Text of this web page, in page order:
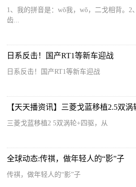
1、我的拼音是：wǒ我，wǒ，二戈相背。2
齿...
日系反击！国产RT1等新车迎战
日系反击！国产RT1等新车迎战
三菱戈蓝移植2 5双涡轮+四驱，从
全球动态:传祺，做年轻人的“影”子
传祺，做年轻人的“影”子